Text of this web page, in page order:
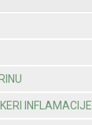
INFLAMACIJE